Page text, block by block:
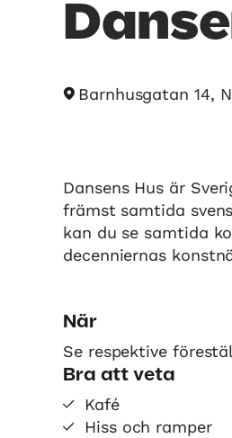
Barnhusgatan 14,
Dansens Hus är
främst samtida
kan du se samtida
decenniernas
När
Se respektive
Bra att veta
Kafé
Hiss och ramper